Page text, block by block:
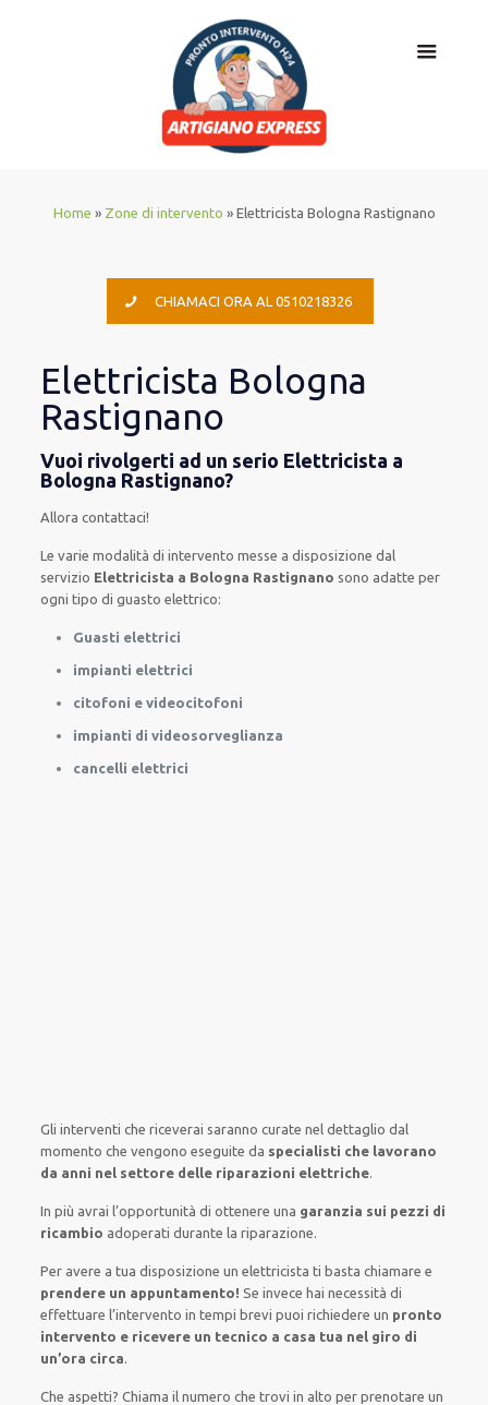
Home » Zone di intervento » Elettricista Bologna Rastignano
CHIAMACI ORA AL 0510218326
Elettricista Bologna
Rastignano
Vuoi rivolgerti ad un serio Elettricista a
Bologna Rastignano?
Allora contattaci!
Levarie modalità diintervento messe a disposizione dal
servizio Elettricista a Bologna Rastignano sono adatte per
ogni tipo di guasto elettrico:
Guasti elettrici
impianti elettrici
citofoni e videocitofoni
impianti di videosorveglianza
cancelli elettrici
Gli interventi che riceverai sarannocurate nel dettaglio dal
momento che vengono eseguite da specialisti che lavorano
da anni nel settore delle riparazioni elettriche.
In più avrai l’opportunità diottenere una garanzia sui pezzi di
ricambio adoperati durante la riparazione.
Per avere a tua disposizione un elettricistati basta chiamare e
prendere un appuntamento! Se invece hainecessità di
effettuare l’intervento in tempi brevi puoi richiedere un pronto
intervento e ricevere un tecnico a casa tua nel giro di
un’ora circa.
Che aspetti? Chiama il numero che trovi in alto per prenotare un